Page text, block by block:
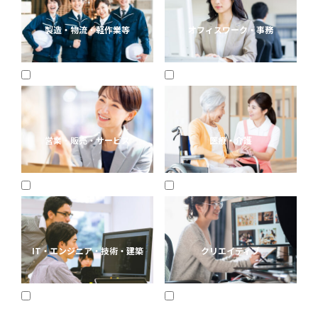
製造・物流・軽作業等 オフィスワーク・事務
営業・販売・サービス 医療・介護
IT・エンジニア・技術・建築 クリエイティブ